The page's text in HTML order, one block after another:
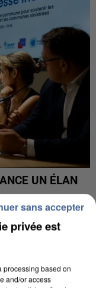
UN ÉLAN
privée est
processing based on
and/or access
sans accepter